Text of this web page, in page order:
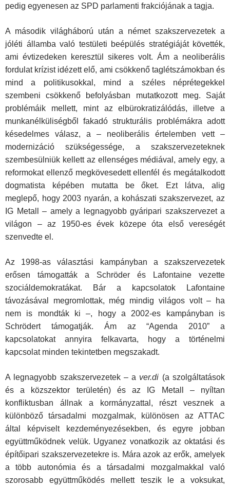
pedig egyenesen az SPD parlamenti frakciójának a tagja.
A második világháború után a német szakszervezetek a
jóléti államba való testületi beépülés stratégiáját követték,
ami évtizedeken keresztül sikeres volt. Ám a neoliberális
fordulat krízist idézett elő, ami csökkenő taglétszámokban és
mind a politikusokkal, mind a széles néprétegekkel
szembeni csökkenő befolyásban mutatkozott meg. Saját
problémáik mellett, mint az elbürokratizálódás, illetve a
munkanélküliségből fakadó strukturális problémákra adott
késedelmes válasz, a – neoliberális értelemben vett –
modernizáció szükségessége, a szakszervezeteknek
szembesülniük kellett az ellenséges médiával, amely egy, a
reformokat ellenző megkövesedett ellenfél és megátalkodott
dogmatista képében mutatta be őket. Ezt látva, alig
meglepő, hogy 2003 nyarán, a kohászati szakszervezet, az
IG Metall – amely a legnagyobb gyáripari szakszervezet a
világon – az 1950-es évek közepe óta első vereségét
szenvedte el.
Az 1998-as választási kampányban a szakszervezetek
erősen támogatták a Schröder és Lafontaine vezette
szociáldemokratákat. Bár a kapcsolatok Lafontaine
távozásával megromlottak, még mindig világos volt – ha
nem is mondták ki –, hogy a 2002-es kampányban is
Schrödert támogatják. Ám az “Agenda 2010” a
kapcsolatokat annyira felkavarta, hogy a történelmi
kapcsolat minden tekintetben megszakadt.
A legnagyobb szakszervezetek – a ver.di (a szolgáltatások
és a közszektor területén) és az IG Metall – nyíltan
konfliktusban állnak a kormányzattal, részt vesznek a
különböző társadalmi mozgalmak, különösen az ATTAC
által képviselt kezdeményezésekben, és egyre jobban
együttműködnek velük. Ugyanez vonatkozik az oktatási és
építőipari szakszervezetekre is. Mára azok az erők, amelyek
a több autonómia és a társadalmi mozgalmakkal való
szorosabb együttműködés mellett teszik le a voksukat,